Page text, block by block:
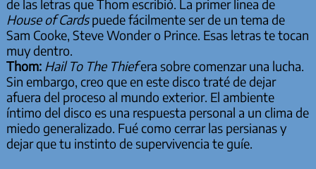
de las letras que Thom escribió. La primer linea de
House of Cardspuede fácilmente ser de un tema de
Sam Cooke, Steve Wonder o Prince. Esas letras te tocan
muy dentro.
Thom: Hail To The Thiefera sobre comenzar una lucha.
Sin embargo, creo que en este disco traté de dejar
afuera del proceso al mundo exterior. El ambiente
íntimo del disco es una respuesta personal a un clima de
miedo generalizado. Fué como cerrar las persianas y
dejar que tu instinto de supervivencia te guíe.